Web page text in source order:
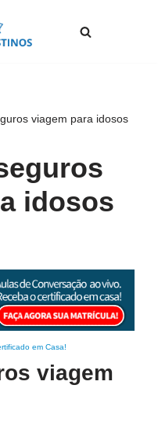
viagem para idosos
idosos
em Casa!
viagem